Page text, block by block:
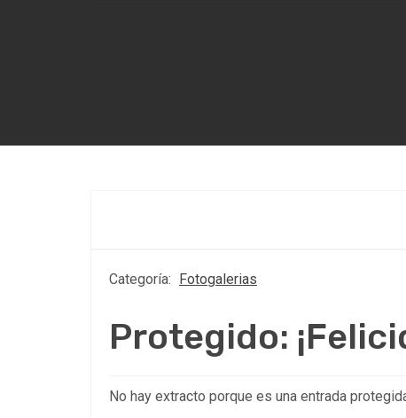
Categoría: Fotogalerias
Protegido:
No hay extracto porque es una entrada